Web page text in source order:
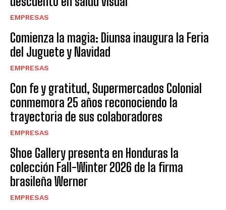
EMPRESAS
Comienza la magia: Diunsa inaugura la Feria
del Juguete y Navidad
EMPRESAS
Con fe y gratitud, Supermercados Colonial
conmemora 25 años reconociendo la
trayectoria de sus colaboradores
EMPRESAS
Shoe Gallery presenta en Honduras la
colección Fall-Winter 2026 de la firma
brasileña Werner
EMPRESAS